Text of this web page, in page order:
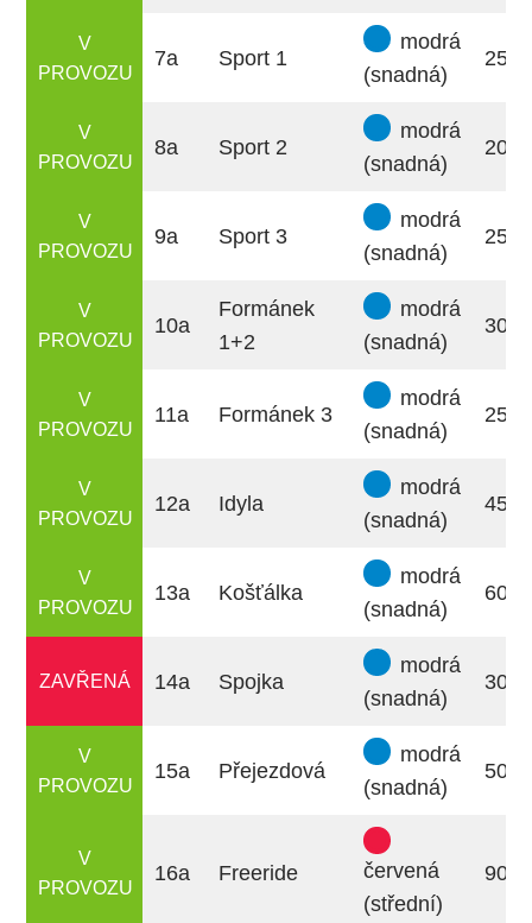
V
PROVOZU
7a Sport 1
modrá
(snadná)
250
V
PROVOZU
8a Sport 2
modrá
(snadná)
200
V
PROVOZU
9a Sport 3
modrá
(snadná)
250
V
PROVOZU
10a
Formánek
1+2
modrá
(snadná)
300
V
PROVOZU
11a Formánek 3
modrá
(snadná)
250
V
PROVOZU
12a Idyla
modrá
(snadná)
450
V
PROVOZU
13a Košťálka
modrá
(snadná)
600
ZAVŘENÁ 14a Spojka
modrá
(snadná)
300
V
PROVOZU
15a Přejezdová
modrá
(snadná)
500
V
PROVOZU
16a Freeride
červená
(střední)
900